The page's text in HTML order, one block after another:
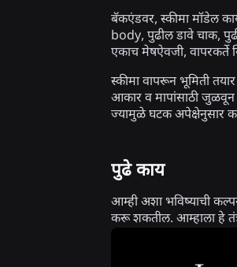
बॅकएंडवर, स्कीमा मॉडेल
body, पुढील डावे चाक,
एकाच मेषऐवजी, वापरकर्ते
स्कीमा वापरून भूमिती
आकार व मापांसाठी जुळवून
ज्यामुळे घटक अपेक्षेनुसार
पुढे काय
आम्ही अशा भविष्याची
करू शकतील. आम्हाला हे